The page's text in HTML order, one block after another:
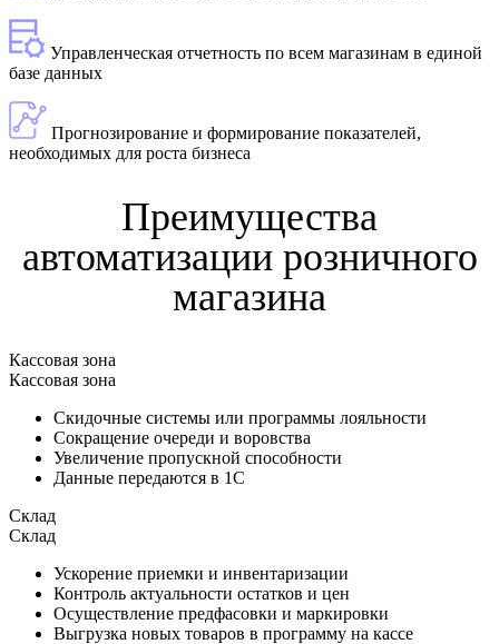
Управленческая отчетность по всем магазинам в единой
базе данных
Прогнозирование и формирование показателей,
необходимых для роста бизнеса
Преимущества
автоматизации розничного
магазина
Кассовая зона
Кассовая зона
Скидочные системы или программы лояльности
Сокращение очереди и воровства
Увеличение пропускной способности
Данные передаются в 1С
Склад
Склад
Ускорение приемки и инвентаризации
Контроль актуальности остатков и цен
Осуществление предфасовки и маркировки
Выгрузка новых товаров в программу на кассе